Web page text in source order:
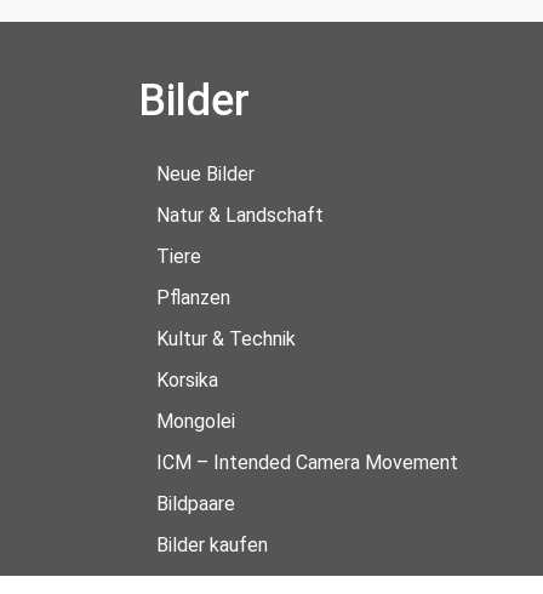
Bilder
Neue Bilder
Natur & Landschaft
Tiere
Pflanzen
Kultur & Technik
Korsika
Mongolei
ICM – Intended Camera Movement
Bildpaare
Bilder kaufen